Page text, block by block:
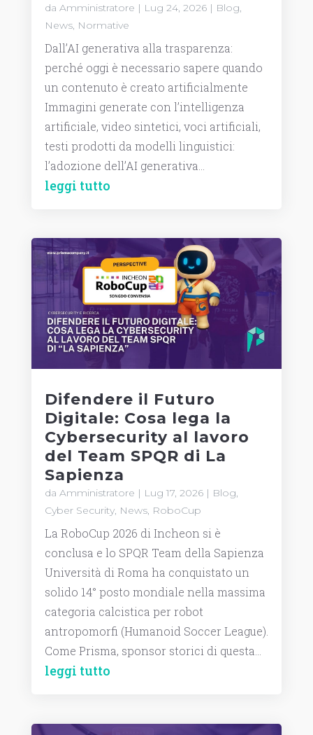
da Amministratore | Lug 24, 2026| Blog
News, Normative
Dall’AI generativa alla trasparenza:
perché oggi è necessario sapere quando
un contenuto è creato artificialmente
Immagini generate con l’intelligenza
artificiale, video sintetici, voci artificiali,
testi prodotti da modelli linguistici:
l’adozione dell’AI generativa...
leggi tutto
Difendere il Futuro
Digitale: Cosa lega la
Cybersecurity al lavoro
del Team SPQR di La
Sapienza
da Amministratore | Lug 17, 2026| Blog,
Cyber Security, News, RoboCup
La RoboCup 2026 di Incheon si è
conclusa e lo SPQR Team della Sapienza
Università di Roma ha conquistato un
solido 14° posto mondiale nella massima
categoria calcistica per robot
antropomorfi (Humanoid Soccer League).
Come Prisma, sponsor storici di questa...
leggi tutto